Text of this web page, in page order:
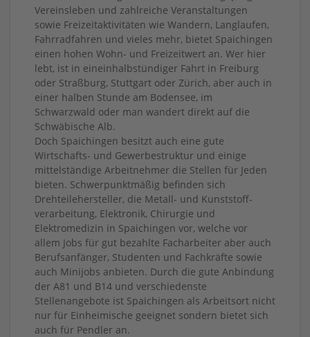
Vereinsleben und zahlreiche Veranstaltungen
sowie Freizeitaktivitäten wie Wandern, Langlaufen,
Fahrradfahren und vieles mehr, bietet Spaichingen
einen hohen Wohn- und Freizeitwert an. Wer hier
lebt, ist in eineinhalbstündiger Fahrt in Freiburg
oder Straßburg, Stuttgart oder Zürich, aber auch in
einer halben Stunde am Bodensee, im
Schwarzwald oder man wandert direkt auf die
Schwäbische Alb.
Doch Spaichingen besitzt auch eine gute
Wirtschafts- und Gewerbestruktur und einige
mittelständige Arbeitnehmer die Stellen für Jeden
bieten. Schwerpunktmäßig befinden sich
Drehteilehersteller, die Metall- und Kunststoff-
verarbeitung, Elektronik, Chirurgie und
Elektromedizin in Spaichingen vor, welche vor
allem Jobs für gut bezahlte Facharbeiter aber auch
Berufsanfänger, Studenten und Fachkräfte sowie
auch Minijobs anbieten. Durch die gute Anbindung
der A81 und B14 und verschiedenste
Stellenangebote ist Spaichingen als Arbeitsort nicht
nur für Einheimische geeignet sondern bietet sich
auch für Pendler an.